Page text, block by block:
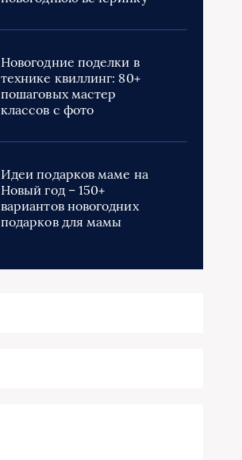
Новогодние поделки в
технике квиллинг: 80+
пошаговых мастер
классов с фото
Идеи подарков маме на
Новый год – 150+
вариантов новогодних
подарков для мамы